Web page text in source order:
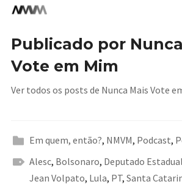
Publicado por
Vote em Mim
Ver todos os posts de Nunca Mais Vote
Em quem, então?, NMVM, Podcast,
Alesc, Bolsonaro, Deputado Estadual
Jean Volpato, Lula, PT, Santa